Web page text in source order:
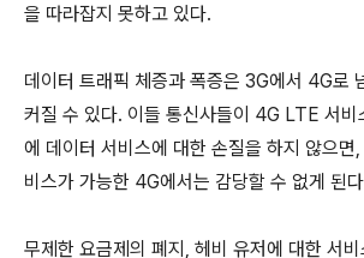
을 따라잡지 못하고 있다.
데이터 트래픽 체증과 폭증은 3G에서 4G로
커질 수 있다. 이들 통신사들이 4G LTE 서비
에 데이터 서비스에 대한 손질을 하지 않으면
비스가 가능한 4G에서는 감당할 수 없게 된
무제한 요금제의 폐지, 헤비 유저에 대한 서